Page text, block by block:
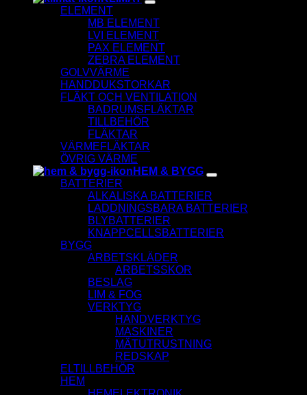
ELEMENT
MB ELEMENT
LVI ELEMENT
PAX ELEMENT
ZEBRA ELEMENT
GOLVVÄRME
HANDDUKSTORKAR
FLÄKT OCH VENTILATION
BADRUMSFLÄKTAR
TILLBEHÖR
FLÄKTAR
VÄRMEFLÄKTAR
ÖVRIG VÄRME
HEM & BYGG
BATTERIER
ALKALISKA BATTERIER
LADDNINGSBARA BATTERIER
BLYBATTERIER
KNAPPCELLSBATTERIER
BYGG
ARBETSKLÄDER
ARBETSSKOR
BESLAG
LIM & FOG
VERKTYG
HANDVERKTYG
MASKINER
MÄTUTRUSTNING
REDSKAP
ELTILLBEHÖR
HEM